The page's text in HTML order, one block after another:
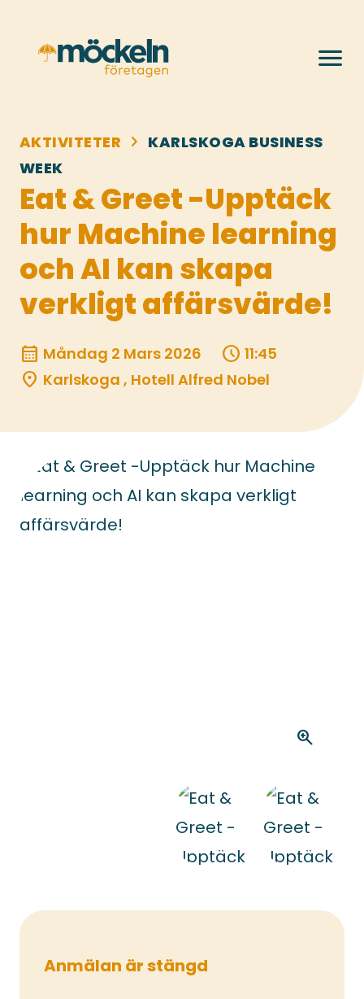
menu
AKTIVITETER chevron_right KARLSKOGA BUSINESS
WEEK
Eat & Greet -Upptäck
hur Machine learning
och AI kan skapa
verkligt affärsvärde!
calendar_month Måndag 2 Mars 2026 schedule 11:45
location_on Karlskoga , Hotell Alfred Nobel
zoom_in
Anmälan är stängd